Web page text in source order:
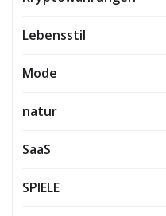
Lebensstil
Mode
natur
SaaS
SPIELE